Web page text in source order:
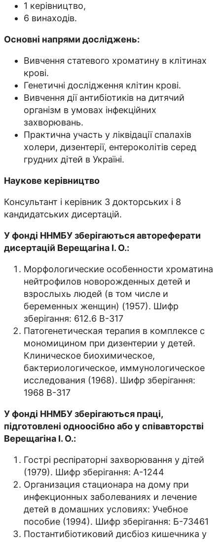
1 керівництво,
6 винаходів.
Основні напрями досліджень:
Вивчення статевого хроматину в клітинах
крові.
Генетичні дослідження клітин крові.
Вивчення дії антибіотиків на дитячий
організм в умовах інфекційних
захворювань.
Практична участь у ліквідації спалахів
холери, дизентерії, ентероколітів серед
грудних дітей в Україні.
Наукове керівництво
Консультант і керівник 3 докторських і 8
кандидатських дисертацій.
У фонді ННМБУ зберігаються автореферати
дисертацій Верещагіна І. О.:
Морфологические особенности хроматина
нейтрофилов новорожденных детей и
взрослыхь людей (в том числе и
беременных женщин) (1957). Шифр
зберігання: 612.6 В-317
Патогенетическая терапия в комплексе с
мономицином при дизентерии у детей.
Клиническое биохимическое,
бактериологическое, иммунологическое
исследования (1968). Шифр зберігання:
1968 В-317
У фонді ННМБУ зберігаються праці,
підготовлені одноосібно або у співавторстві
Верещагіна І. О.:
Гострі респіраторні захворювання у дітей
(1979). Шифр зберігання: А-1244
Организация стационара на дому при
инфекционных заболеваниях и лечение
детей в домашних условиях: Учебное
пособие (1994). Шифр зберігання: Б-73461
Постантибіотиковий дисбіоз кишечника у